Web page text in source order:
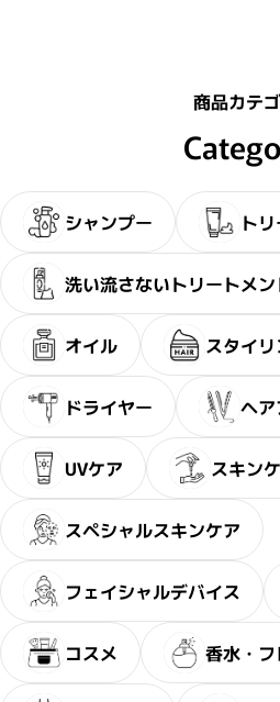
サブリミック正規販売店・2
ださい。
商品カテ
シャンプー ト
洗い流さないトリートメン
オイル スタイ
ドライヤー ヘ
UVケア スキン
スペシャルスキンケア
フェイシャルデバイス
コスメ 香水・